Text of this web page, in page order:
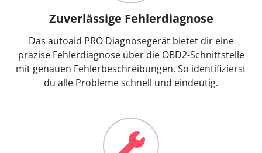
Zuverlässige Fehlerdiagnose
Das autoaid PRO Diagnosegerät bietet dir eine
präzise Fehlerdiagnose über die OBD2-Schnittstelle
mit genauen Fehlerbeschreibungen. So identifizierst
du alle Probleme schnell und eindeutig.